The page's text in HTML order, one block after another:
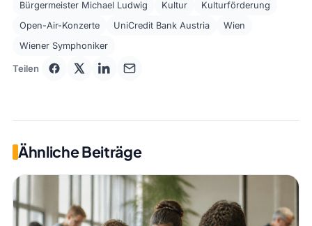
Bürgermeister Michael Ludwig Kultur
Kulturförderung
Open-Air-Konzerte
UniCredit Bank Austria
Wien
Wiener Symphoniker
Teilen
Ähnliche Beiträge